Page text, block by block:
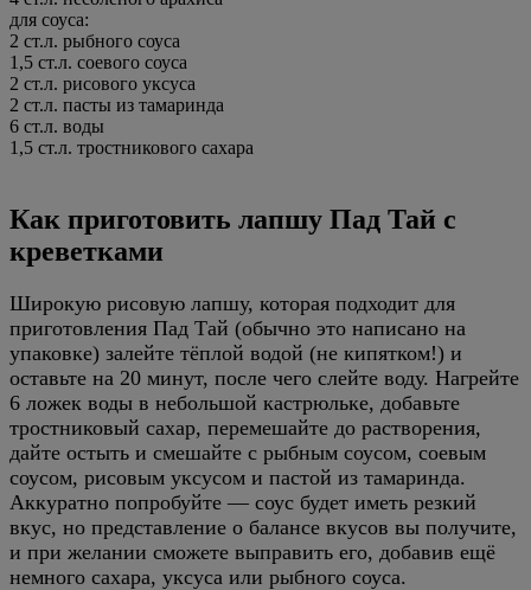
для соуса:
2 ст.л. рыбного соуса
1,5 ст.л. соевого соуса
2 ст.л. рисового уксуса
2 ст.л. пасты из тамаринда
6 ст.л. воды
1,5 ст.л. тростникового сахара
Как приготовить лапшу Пад Тай с
креветками
Широкую рисовую лапшу, которая подходит для
приготовления Пад Тай (обычно это написано на
упаковке) залейте тёплой водой (не кипятком!) и
оставьте на 20 минут, после чего слейте воду. Нагрейте
6 ложек воды в небольшой кастрюльке, добавьте
тростниковый сахар, перемешайте до растворения,
дайте остыть и смешайте с рыбным соусом, соевым
соусом, рисовым уксусом и пастой из тамаринда.
Аккуратно попробуйте — соус будет иметь резкий
вкус, но представление о балансе вкусов вы получите,
и при желании сможете выправить его, добавив ещё
немного сахара, уксуса или рыбного соуса.